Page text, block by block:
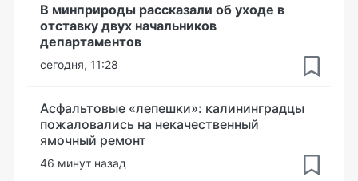
В минприроды рассказали об уходе в
отставку двух начальников
департаментов
сегодня, 11:28
Асфальтовые «лепешки»: калининградцы
пожаловались на некачественный
ямочный ремонт
46 минут назад